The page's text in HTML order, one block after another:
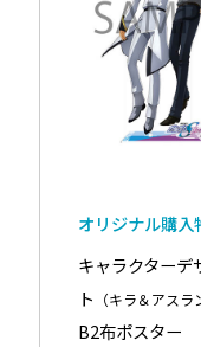
オリジナル購入
キャラクターデ
ト （キラ＆アスラ
B2布ポスター